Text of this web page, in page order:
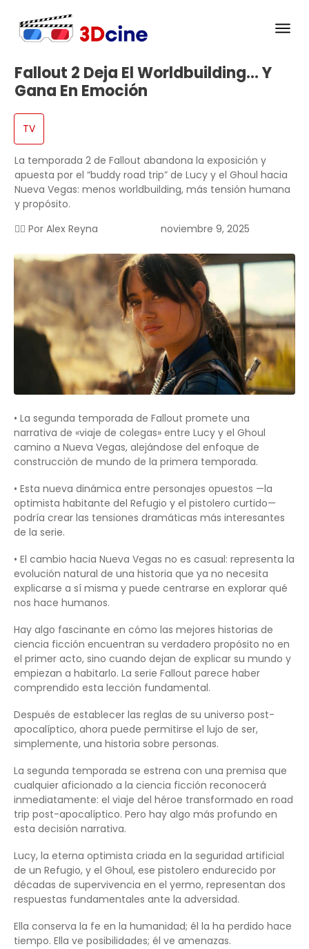
Fallout 2 Deja El Worldbuilding… Y
Gana En Emoción
TV
La temporada 2 de Fallout abandona la exposición y
apuesta por el “buddy road trip” de Lucy y el Ghoul hacia
Nueva Vegas: menos worldbuilding, más tensión humana
y propósito.
✍🏻 Por Alex Reyna noviembre 9, 2025
• La segunda temporada de Fallout promete una
narrativa de «viaje de colegas» entre Lucy y el Ghoul
camino a Nueva Vegas, alejándose del enfoque de
construcción de mundo de la primera temporada.
• Esta nueva dinámica entre personajes opuestos —la
optimista habitante del Refugio y el pistolero curtido—
podría crear las tensiones dramáticas más interesantes
de la serie.
• El cambio hacia Nueva Vegas no es casual: representa la
evolución natural de una historia que ya no necesita
explicarse a sí misma y puede centrarse en explorar qué
nos hace humanos.
Hay algo fascinante en cómo las mejores historias de
ciencia ficción encuentran su verdadero propósito no en
el primer acto, sino cuando dejan de explicar su mundo y
empiezan a habitarlo. La serie Fallout parece haber
comprendido esta lección fundamental.
Después de establecer las reglas de su universo post-
apocalíptico, ahora puede permitirse el lujo de ser,
simplemente, una historia sobre personas.
La segunda temporada se estrena con una premisa que
cualquier aficionado a la ciencia ficción reconocerá
inmediatamente: el viaje del héroe transformado en road
trip post-apocalíptico. Pero hay algo más profundo en
esta decisión narrativa.
Lucy, la eterna optimista criada en la seguridad artificial
de un Refugio, y el Ghoul, ese pistolero endurecido por
décadas de supervivencia en el yermo, representan dos
respuestas fundamentales ante la adversidad.
Ella conserva la fe en la humanidad; él la ha perdido hace
tiempo. Ella ve posibilidades; él ve amenazas.